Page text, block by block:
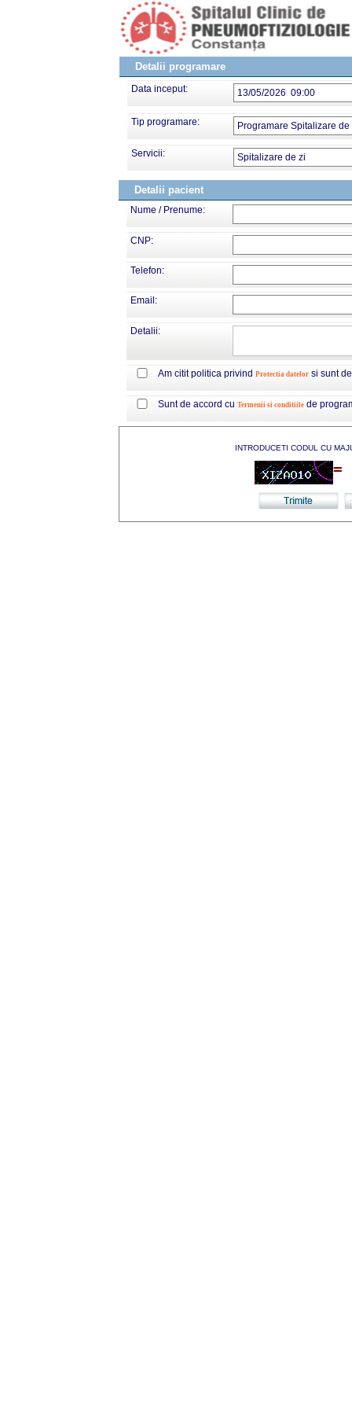
Detalii programare
Data inceput: 13/05/2026 09:00
Tip programare: Programare Spitalizare de
Servicii: Spitalizare de zi
Detalii pacient
Nume / Prenume:
CNP:
Telefon:
Email:
Detalii:
Am citit politica privind Protectia datelor si sunt
Sunt de accord cu Termenii si conditiile de
INTRODUCETI CODUL CU
=